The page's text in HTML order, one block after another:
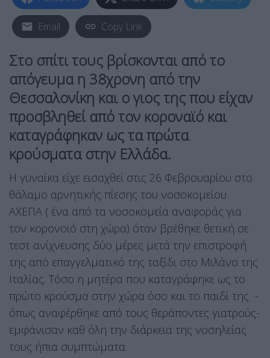
Email Copy Link
Στο σπίτι τoυς βρίσκονται από το
απόγευμα η 38χρονη από την
Θεσσαλονίκη και ο γιος της που είχαν
προσβληθεί από τον κοροναϊό και
καταγράφηκαν ως τα πρώτα
κρούσματα στην Ελλάδα.
Η γυναίκα είχε εισαχθεί στις 26 Φεβρουαρίου στο
θάλαμο αρνητικής πίεσης του νοσοκομείου
ΑΧΕΠΑ ( ένα από τα νοσοκομεία αναφοράς για
τον κορονοϊό στη χώρα) όταν βρέθηκε θετική σε
τεστ ανίχνευσης δύο μέρες μετά την επιστροφή
της από επαγγελματικό της ταξίδι στο Μιλάνο της
Ιταλίας. Τόσο η μητέρα που καταγράφηκε ως το
πρώτο κρούσμα στην χώρα όσο και το παιδί της -
όπως αναφέρθηκε από τους θεράποντες γιατρούς-
εμφάνισαν καθ όλη την διάρκεια της νοσηλείας
τους ήπια συμπτώματα.